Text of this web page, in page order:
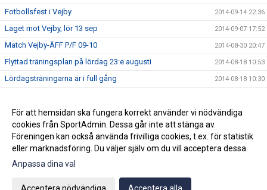
Fotbollsfest i Vejby 2014-09-14 22:36
Laget mot Vejby, lör 13 sep 2014-09-07 17:52
Match Vejby-ÄFF P/F 09-10 2014-08-30 20:47
Flyttad träningsplan på lördag 23:e augusti 2014-08-18 10:53
Lördagsträningarna är i full gång 2014-08-18 10:30
Ändrad träningstid 2014-06-07 19:27
P/F09-10 spelar fotboll 2014-05-28 09:16
Gå till Webbversion
För att hemsidan ska fungera korrekt använder vi nödvändiga
cookies från SportAdmin. Dessa går inte att stänga av.
Föreningen kan också använda frivilliga cookies, t.ex. för statistik
eller marknadsföring. Du väljer själv om du vill acceptera dessa.
Anpassa dina val